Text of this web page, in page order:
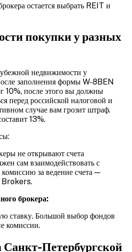
остается выбрать REIT и
покупки у разных
недвижимости у
заполнения формы W-8BEN
10%, после этого вы должны
перед российской налоговой и
случае вам грозит штраф.
13%.
не открывают счета
сам взаимодействовать с
за ведение счета —
Brokers.
брокера:
ставку. Большой выбор фондов
комиссии.
Петербургской